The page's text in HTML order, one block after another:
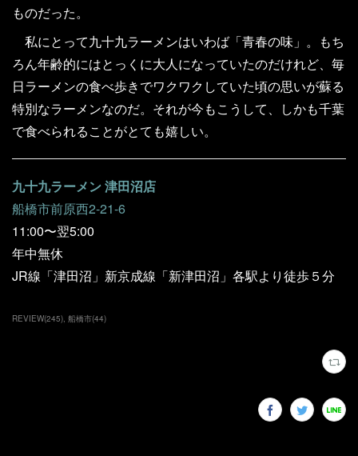
ものだった。
私にとって九十九ラーメンはいわば「青春の味」。もち
ろん年齢的にはとっくに大人になっていたのだけれど、毎
日ラーメンの食べ歩きでワクワクしていた頃の思いが蘇る
特別なラーメンなのだ。それが今もこうして、しかも千葉
で食べられることがとても嬉しい。
九十九ラーメン 津田沼店
船橋市前原西2-21-6
11:00〜翌5:00
年中無休
JR線「津田沼」新京成線「新津田沼」各駅より徒歩５分
REVIEW(245) 船橋市(44)